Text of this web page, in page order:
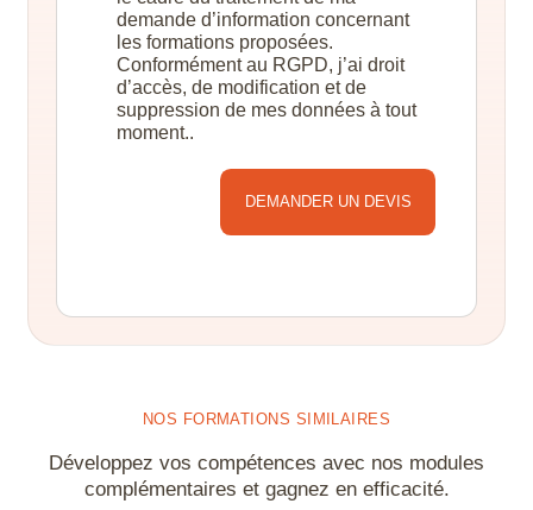
demande d’information concernant
les formations proposées.
Conformément au RGPD, j’ai droit
d’accès, de modification et de
suppression de mes données à tout
moment..
NOS FORMATIONS SIMILAIRES
Développez vos compétences avec nos modules
complémentaires et gagnez en efficacité.